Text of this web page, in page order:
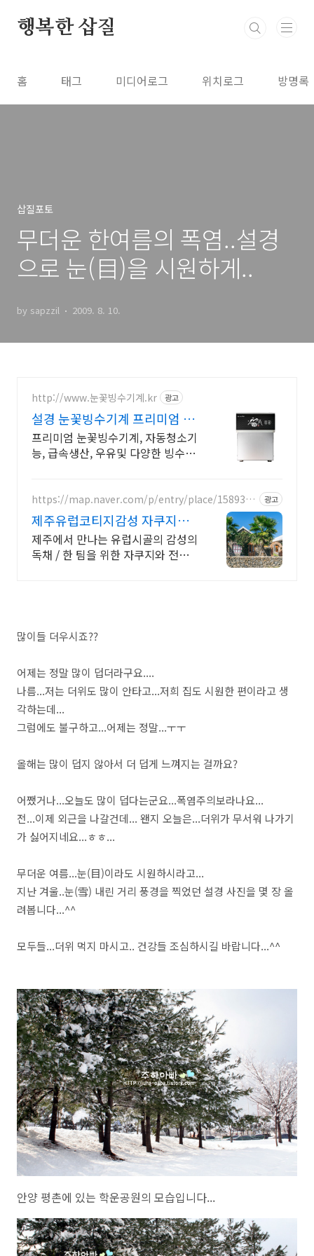
행복한 삽질
홈 태그 미디어로그 위치로그 방명록
삽질포토
무더운 한여름의 폭염..설경
으로 눈(目)을 시원하게..
by sapzzil 2009. 8. 10.
http://www.눈꽃빙수기계.kr 광고
설경 눈꽃빙수기계 프리미엄 빙
수기 설경
프리미엄 눈꽃빙수기계, 자동청소기
능, 급속생산, 우유및 다양한 빙수생
https://map.naver.com/p/entry/place/1589368
광고
제주유럽코티지감성 자쿠지독
채 프라이빗 제주여행, 유럽감성
제주에서 만나는 유럽시골의 감성의
독채 / 한 팀을 위한 자쿠지와 전용
많이들 더우시죠??
어제는 정말 많이 덥더라구요....
나름...저는 더위도 많이 안타고...저희 집도 시원한 편이라고 생
각하는데...
그럼에도 불구하고...어제는 정말...ㅜㅜ
올해는 많이 덥지 않아서 더 덥게 느껴지는 걸까요?
어쨌거나...오늘도 많이 덥다는군요...폭염주의보라나요...
전...이제 외근을 나갈건데... 왠지 오늘은...더위가 무서워 나가기
가 싫어지네요...ㅎㅎ...
무더운 여름...눈(目)이라도 시원하시라고...
지난 겨울..눈(雪) 내린 거리 풍경을 찍었던 설경 사진을 몇 장 올
려봅니다...^^
모두들...더위 먹지 마시고.. 건강들 조심하시길 바랍니다...^^
안양 평촌에 있는 학운공원의 모습입니다...